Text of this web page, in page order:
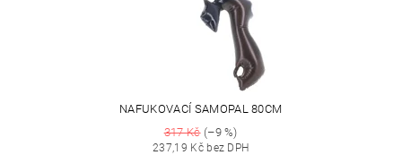
NAFUKOVACÍ SAMOPAL 80CM
317 Kč(–9 %)
237,19 Kč bez DPH